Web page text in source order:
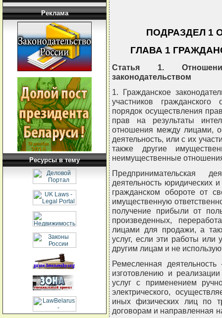
Реклама
Ресурсы в тему
ПОДРАЗДЕЛ 1
ГЛАВА 1
Статья 1.
законодательством
1. Гражданское
участников
порядок осуществления
прав на результаты
отношения между лицами,
деятельность, или с их
также другие
неимущественные
Предпринимательская
деятельность юридических
гражданском обороте от
имущественную
получение прибыли от
произведенных,
лицами для продажи, а
услуг, если эти работы или
другим лицам и не
Ремесленная
изготовлению и
услуг с применением
электрического,
иных физических лиц по
договорам и направленная